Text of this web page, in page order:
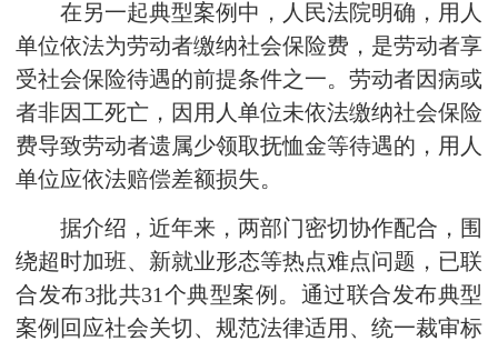
在另一起典型案例中，人民法院明确，用人
单位依法为劳动者缴纳社会保险费，是劳动者享
受社会保险待遇的前提条件之一。劳动者因病或
者非因工死亡，因用人单位未依法缴纳社会保险
费导致劳动者遗属少领取抚恤金等待遇的，用人
单位应依法赔偿差额损失。
据介绍，近年来，两部门密切协作配合，围
绕超时加班、新就业形态等热点难点问题，已联
合发布3批共31个典型案例。通过联合发布典型
案例回应社会关切、规范法律适用、统一裁审标